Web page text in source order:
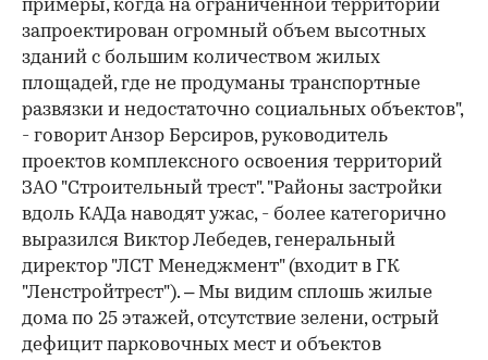
примеры, когда на ограниченной территории
запроектирован огромный объем высотных
зданий с большим количеством жилых
площадей, где не продуманы транспортные
развязки и недостаточно социальных объектов",
- говорит Анзор Берсиров, руководитель
проектов комплексного освоения территорий
ЗАО "Строительный трест". "Районы застройки
вдоль КАДа наводят ужас, - более категорично
выразился Виктор Лебедев, генеральный
директор "ЛСТ Менеджмент" (входит в ГК
"Ленстройтрест"). – Мы видим сплошь жилые
дома по 25 этажей, отсутствие зелени, острый
дефицит парковочных мест и объектов